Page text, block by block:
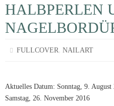
HALBPERLEN
FULLCOVER,NAILART
Aktuelles Datum: Sonntag, 9.
Samstag, 26. November 2016